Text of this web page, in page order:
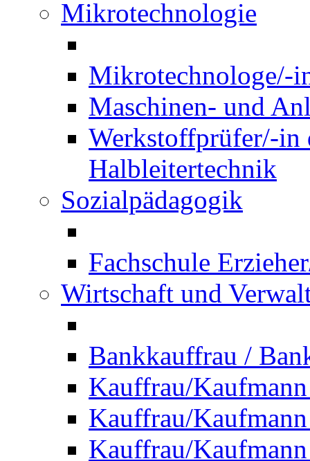
Mikrotechnologie
Mikrotechnologe/-
Maschinen- und
Werkstoffprüfer/-in
Halbleitertechnik
Sozialpädagogik
Fachschule
Wirtschaft und
Bankkauffrau /
Kauffrau/
Kauffrau/
Kauffrau/